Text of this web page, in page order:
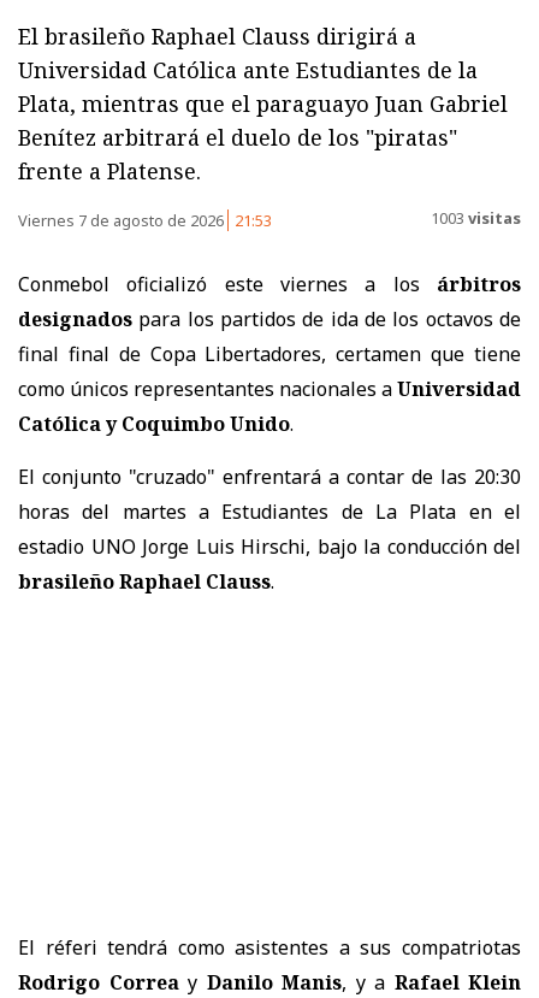
El brasileño Raphael Clauss dirigirá a
Universidad Católica ante Estudiantes de la
Plata, mientras que el paraguayo Juan Gabriel
Benítez arbitrará el duelo de los "piratas"
frente a Platense.
Viernes 7 de agosto de 2026 21:53 1003 visitas
Conmebol oficializó este viernes a los árbitros
designados para los partidos de ida de los octavos de
final final de Copa Libertadores, certamen que tiene
como únicos representantes nacionales aUniversidad
Católica y Coquimbo Unido.
El conjunto "cruzado" enfrentará a contar de las 20:30
horas del martes a Estudiantes de La Plata en el
estadio UNO Jorge Luis Hirschi, bajo la conducción del
brasileño Raphael Clauss.
El réferi tendrá como asistentes a sus compatriotas
Rodrigo Correay Danilo Manis, y a Rafael Klein